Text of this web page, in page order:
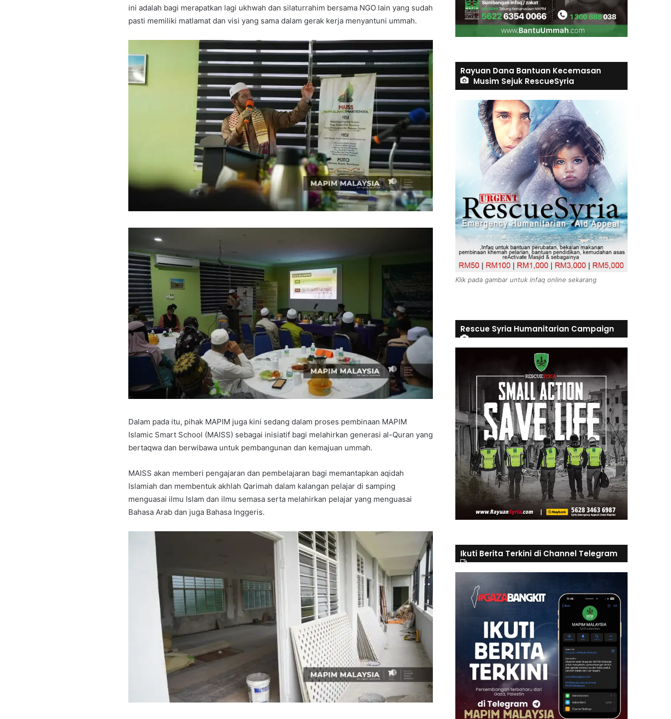
ini adalah bagi merapatkan lagi ukhwah dan silaturrahim bersama NGO lain yang sudah
pasti memiliki matlamat dan visi yang sama dalam gerak kerja menyantuni ummah.
Dalam pada itu, pihak MAPIM juga kini sedang dalam proses pembinaan MAPIM
Islamic Smart School (MAISS) sebagai inisiatif bagi melahirkan generasi al-Quran yang
bertaqwa dan berwibawa untuk pembangunan dan kemajuan ummah.
MAISS akan memberi pengajaran dan pembelajaran bagi memantapkan aqidah
Islamiah dan membentuk akhlah Qarimah dalam kalangan pelajar di samping
menguasai ilmu Islam dan ilmu semasa serta melahirkan pelajar yang menguasai
Bahasa Arab dan juga Bahasa Inggeris.
Rayuan Dana Bantuan Kecemasan
Musim Sejuk RescueSyria
Klik pada gambar untuk infaq online sekarang
Rescue Syria Humanitarian Campaign
Ikuti Berita Terkini di Channel Telegram